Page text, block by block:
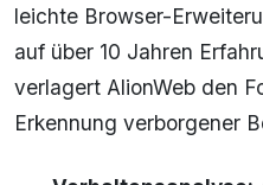
leichte Browser-
auf über 10 Jahren
verlagert AlionWeb den
Erkennung verborgener